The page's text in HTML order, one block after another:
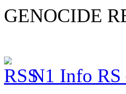
GENOCIDE
N1 Info RS